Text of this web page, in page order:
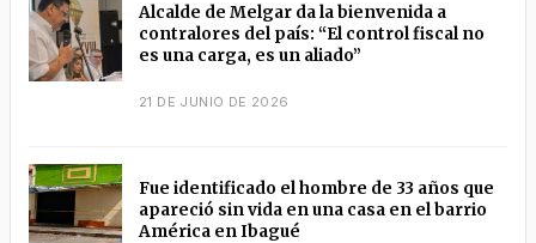
Alcalde de Melgar da la bienvenida a
contralores del país: “El control fiscal no
es una carga, es un aliado”
21 DE JUNIO DE 2026
Fue identificado el hombre de 33 años que
apareció sin vida en una casa en el barrio
América en Ibagué